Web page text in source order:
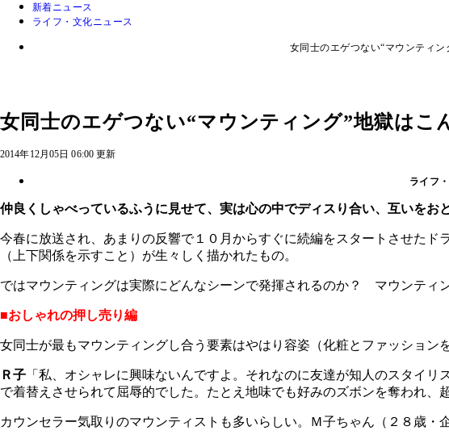
新着ニュース
ライフ・文化ニュース
女同士のエゲつない“マウンティン
女同士のエゲつない“マウンティング”地獄はこ
2014年12月05日 06:00 更新
ライフ
仲良くしゃべっているふうに見せて、実は心の中でディスり合い、互いを
今春に放送され、あまりの反響で１０月からすぐに続編をスタートさせた
（上下関係を示すこと）が生々しく描かれたもの。
ではマウンティングは実際にどんなシーンで発揮されるのか？ マウンティ
■おしゃれの押し売り編
女同士が最もマウンティングし合う要素はやはり容姿（化粧とファッション
Ｒ子 「私、オシャレに興味ないんですよ。それなのに友達が知人のスタイ
で着替えさせられて屈辱的でした。たとえ地味でも好みのズボンを奪われ、
カウンセラー気取りのマウンティストも多いらしい。Ｍ子ちゃん（２８歳・